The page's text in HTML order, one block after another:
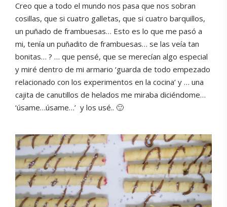
Creo que a todo el mundo nos pasa que nos sobran
cosillas, que si cuatro galletas, que si cuatro barquillos,
un puñado de frambuesas… Esto es lo que me pasó a
mi, tenía un puñadito de frambuesas… se las veía tan
bonitas… ? … que pensé, que se merecían algo especial
y miré dentro de mi armario ‘guarda de todo empezado
relacionado con los experimentos en la cocina’ y … una
cajita de canutillos de helados me miraba diciéndome…
‘úsame…úsame…’ y los usé.. 🙂